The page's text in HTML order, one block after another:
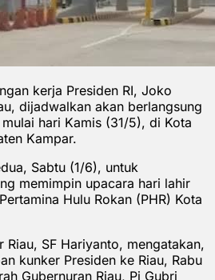
kerja Presiden RI, Joko
dijadwalkan akan berlangsung
hari Kamis (31/5), di Kota
Kampar.
Sabtu (1/6), untuk
memimpin upacara hari lahir
Hulu Rokan (PHR) Kota
Riau, SF Hariyanto, mengatakan,
kunker Presiden ke Riau, Rabu
Gubernuran Riau, Pj Gubri